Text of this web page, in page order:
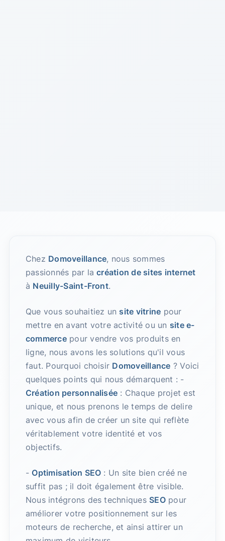
Chez Domoveillance, nous sommes
passionnés par lacréation de sites internet
à Neuilly-Saint-Front.
Que vous souhaitiez un site vitrine pour
mettre en avant votre activité ou un site e-
commercepour vendre vos produits en
ligne, nous avons les solutions qu'il vous
faut. Pourquoi choisir Domoveillance ? Voici
quelques points qui nous démarquent : -
Création personnalisée : Chaque projet est
unique, et nous prenons le temps de delire
avec vous afin de créer un site qui reflète
véritablement votre identité et vos
objectifs.
- Optimisation SEO : Un site bien créé ne
suffit pas ; il doit également être visible.
Nous intégrons des techniques SEOpour
améliorer votre positionnement sur les
moteurs de recherche, et ainsi attirer un